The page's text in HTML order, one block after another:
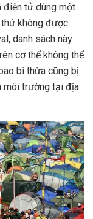
điện tử dùng một
thứ không được
danh sách này
cơ thể không thể
bì thừa cũng bị
môi trường tại địa